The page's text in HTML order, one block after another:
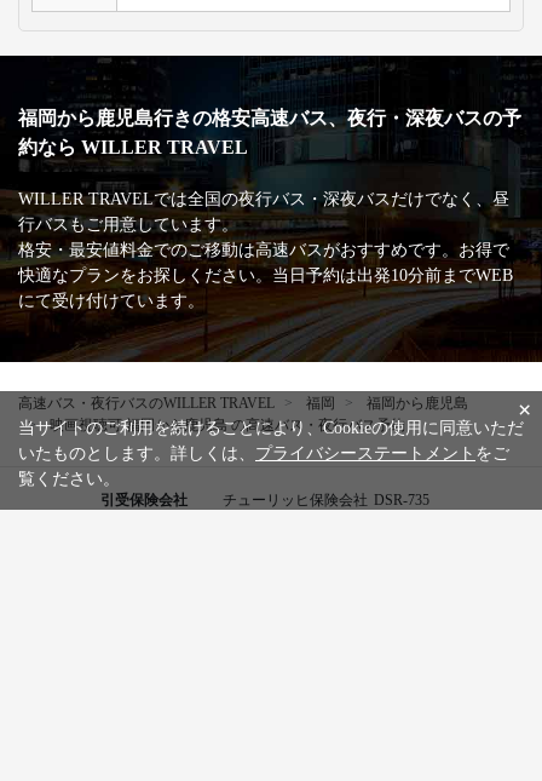
福岡から鹿児島行きの格安高速バス、夜行・深夜バスの予
約なら WILLER TRAVEL
WILLER TRAVELでは全国の夜行バス・深夜バスだけでなく、昼
行バスもご用意しています。
格安・最安値料金でのご移動は高速バスがおすすめです。お得で
快適なプランをお探しください。当日予約は出発10分前までWEB
にて受け付けています。
高速バス・夜行バスのWILLER TRAVEL 福岡
福岡から鹿児島
映画視聴可 福岡から鹿児島 の高速バス・夜行バス予約
引受保険会社 チューリッヒ保険会社 DSR-735
×
当サイトのご利用を続けることにより、Cookieの使用に同意いただ
いたものとします。詳しくは、 プライバシーステートメント をご
覧ください。